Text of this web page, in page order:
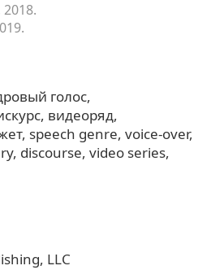
голос
видеоряд
speech genre voice-over
discourse video series
LLC